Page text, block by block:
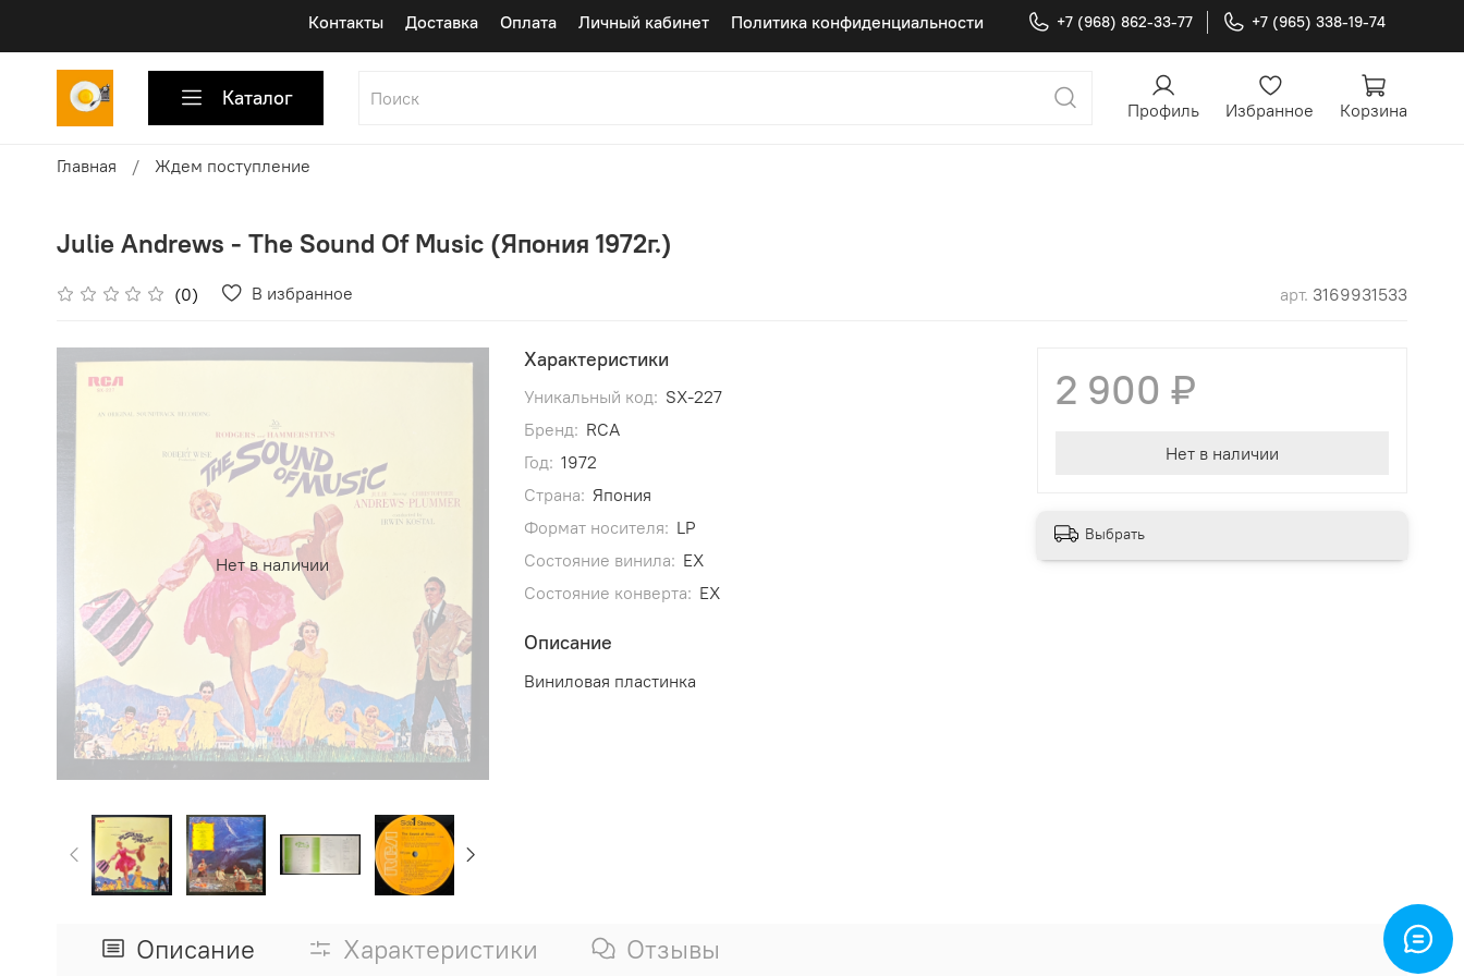
Контакты Доставка Оплата Личный кабинет Политика конфиденциальности +7 (968) 862-33-77 +7 (965) 338-19-74
Каталог Профиль Избранное Корзина
Главная Ждем поступление
Julie Andrews - The Sound Of Music (Япония 1972г.)
(0) В избранное арт. 3169931533
Нет в наличии
Характеристики
Уникальный код: SX-227
Бренд: RCA
Год: 1972
Страна: Япония
Формат носителя: LP
Состояние винила: EX
Состояние конверта: EX
Описание
Виниловая пластинка
2 900 ₽
Нет в наличии
Выбрать
Описание Характеристики Отзывы